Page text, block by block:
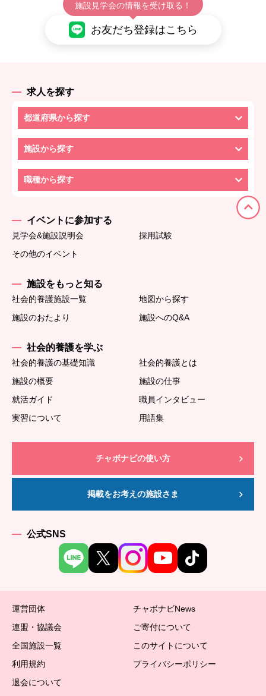
施設見学会の情報を受け取る！
お友だち登録はこちら
求人を探す
都道府県から探す
施設から探す
職種から探す
イベントに参加する
見学会&施設説明会
採用試験
その他のイベント
施設をもっと知る
社会的養護施設一覧
地図から探す
施設のおたより
施設へのQ&A
社会的養護を学ぶ
社会的養護の基礎知識
社会的養護とは
施設の概要
施設の仕事
就活ガイド
職員インタビュー
実習について
用語集
チャボナビの使い方
掲載をお考えの施設さま
公式SNS
運営団体
チャボナビNews
連盟・協議会
ご寄付について
全国施設一覧
このサイトについて
利用規約
プライバシーポリシー
退会について